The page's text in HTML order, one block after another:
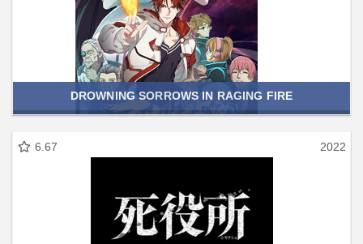
DROWNING SORROWS IN RAGING FIRE
6.67 2022